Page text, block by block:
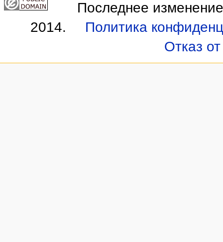
Последнее
2014.
Политика
Отказ